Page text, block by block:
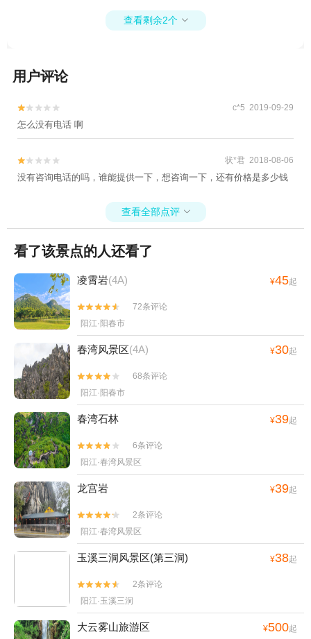
游区+罗定市飞行体验+广东鹰飞跳伞基地
+禅泉温泉+禅泉温泉-已下线+云浮本地玩乐
查看剩余2个 
用户评论

 c*5 2019-09-29
怎么没有电话 啊

 状*君 2018-08-06
没有咨询电话的吗，谁能提供一下，想咨询一下，还有价格是多少钱
查看全部点评 
看了该景点的人还看了
凌霄岩(4A) ¥45起


72条评论
阳江·阳春市
春湾风景区(4A) ¥30起


68条评论
阳江·阳春市
春湾石林 ¥39起


6条评论
阳江·春湾风景区
龙宫岩 ¥39起


2条评论
阳江·春湾风景区
玉溪三洞风景区(第三洞) ¥38起


2条评论
阳江·玉溪三洞
大云雾山旅游区 ¥500起